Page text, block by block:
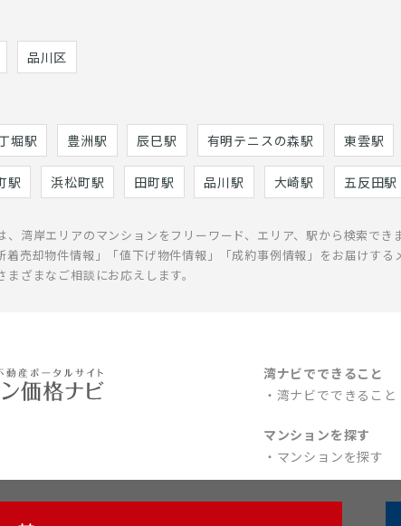
品川区
堀駅 豊洲駅 辰巳駅 有明テニスの森駅 東雲駅
駅 浜松町駅 田町駅 品川駅 大崎駅 五反田駅
、湾岸エリアのマンションをフリーワード、エリア、駅から検索で
着売却物件情報」「値下げ物件情報」「成約事例情報」をお届けす
ざまなご相談にお応えします。
湾ナビでできること
湾ナビでできること
マンションを探す
マンションを探す